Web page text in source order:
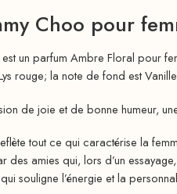
Choo pour
est un parfum Ambre Floral pour
rouge; la note de fond est
de joie et de bonne humeur,
tout ce qui caractérise la
des amies qui, lors d’un
souligne l’énergie et la